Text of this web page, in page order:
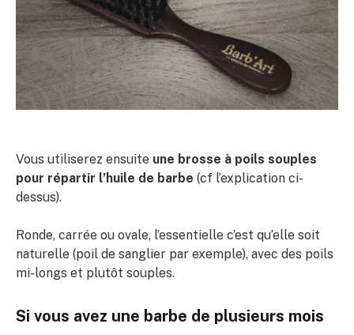
Vous utiliserez ensuite une brosse à poils souples
pour répartir l’huile de barbe (cf l’explication ci-
dessus).
Ronde, carrée ou ovale, l’essentielle c’est qu’elle soit
naturelle (poil de sanglier par exemple), avec des poils
mi-longs et plutôt souples.
Si vous avez une barbe de plusieurs mois